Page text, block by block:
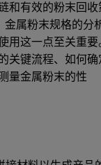
和有效的粉末回收
金属粉末规格的分
用这一点至关重要
关键流程、如何确
量金属粉末的性